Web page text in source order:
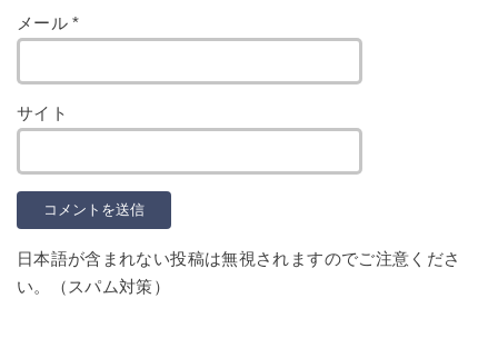
メール*
サイト
日本語が含まれない投稿は無視されますのでご注意くださ
い。（スパム対策）